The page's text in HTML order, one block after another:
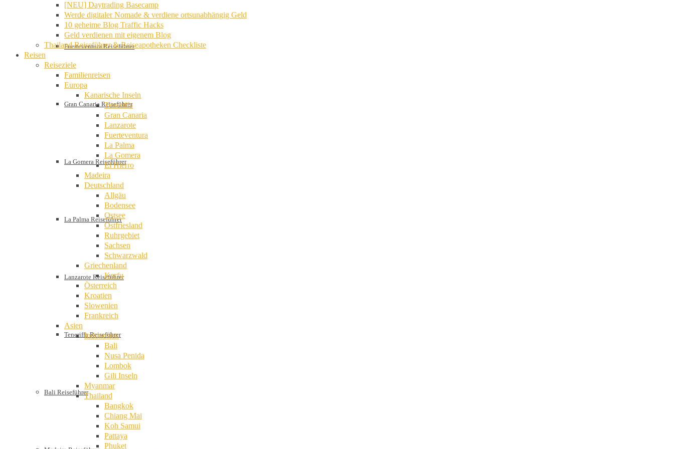
Fuerteventura Reiseführer
Gran Canaria Reiseführer
La Gomera Reiseführer
La Palma Reiseführer
Lanzarote Reiseführer
Teneriffa Reiseführer
Bali Reiseführer
[NEU] Daytrading Basecamp
Werde digitaler Nomade & verdiene ortsunabhängig Geld
10 geheime Blog Traffic Hacks
Geld verdienen mit eigenem Blog
Thailand Reiseführer & Reiseapotheken Checkliste
Reisen
Reiseziele
Familienreisen
Europa
Kanarische Inseln
Teneriffa
Gran Canaria
Lanzarote
Fuerteventura
La Palma
La Gomera
El Hierro
Madeira
Deutschland
Allgäu
Bodensee
Ostsee
Ostfriesland
Ruhrgebiet
Sachsen
Schwarzwald
Griechenland
Korfu
Österreich
Kroatien
Slowenien
Frankreich
Asien
Indonesien
Bali
Nusa Penida
Lombok
Gili Inseln
Myanmar
Thailand
Bangkok
Chiang Mai
Koh Samui
Pattaya
Phuket